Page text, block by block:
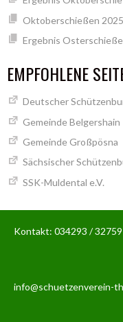
Oktoberschießen 2025
Ergebnis
EMPFOHLENE
Deutscher
Gemeinde Belgershain
Gemeinde Großpösna
Sächsischer
SSK-Muldental e.V.
Kontakt: 034293 / 32759
info@schuetzenverein-